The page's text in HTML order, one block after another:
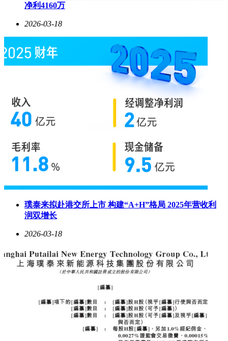
净利4160万
2026-03-18
璞泰来拟赴港交所上市 构建“A+H”格局 2025年营收利
润双增长
2026-03-18